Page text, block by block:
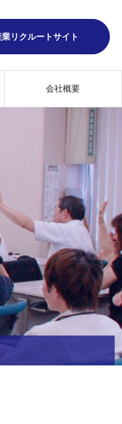
業リクルートサイト
会社概要